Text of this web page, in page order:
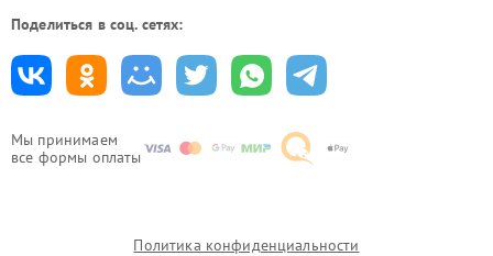
Мы принимаем
все формы оплаты
Поделиться в соц. сетях:
Политика конфиденциальности